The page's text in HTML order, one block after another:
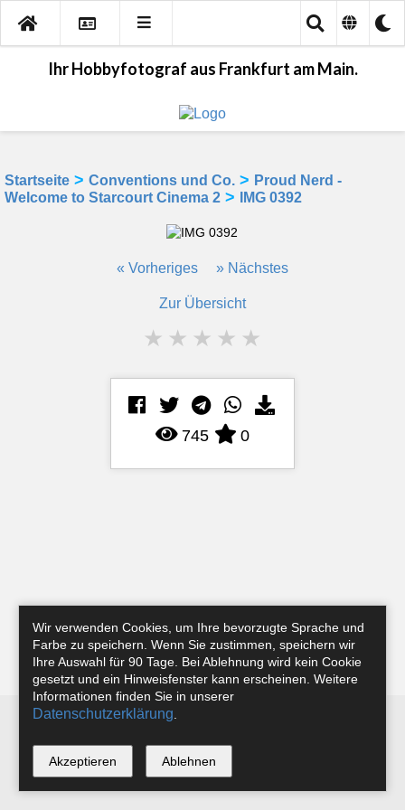
Ihr Hobbyfotograf aus Frankfurt am Main.
Startseite > Conventions und Co. > Proud Nerd -
Welcome to Starcourt Cinema 2 > IMG 0392
« Vorheriges » Nächstes
Zur Übersicht
★ ★ ★ ★ ★
745 0
Instagram
*
Wir verwenden Cookies, um Ihre bevorzugte Sprache und
Farbe zu speichern. Wenn Sie zustimmen, speichern wir
Ihre Auswahl für 90 Tage. Bei Ablehnung wird kein Cookie
gesetzt und ein Hinweisfenster kann erscheinen. Weitere
Informationen finden Sie in unserer
Datenschutzerklärung
Akzeptieren Ablehnen